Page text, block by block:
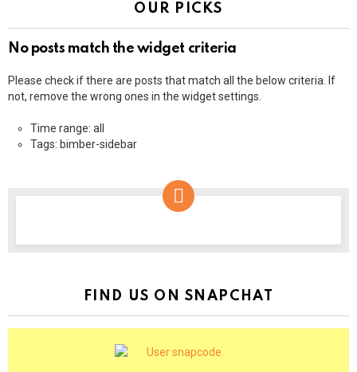
OUR PICKS
No posts match the widget criteria
Please check if there are posts that match all the below criteria. If
not, remove the wrong ones in the widget settings.
Time range: all
Tags: bimber-sidebar
FIND US ON SNAPCHAT